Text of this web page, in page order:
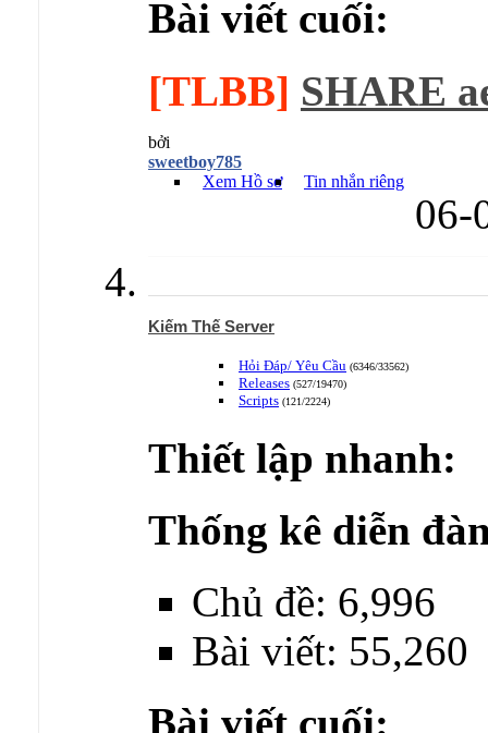
Bài viết cuối:
[TLBB] SHARE
bởi
sweetboy785
Xem Hồ sơ
Tin nhắn riêng
06-
Kiếm Thế Server
Hỏi Đáp/ Yêu Cầu (6346/33562)
Releases (527/19470)
Scripts (121/2224)
Thiết lập nhanh:
Thống kê diễn
Chủ đề: 6,996
Bài viết: 55,260
Bài viết cuối: